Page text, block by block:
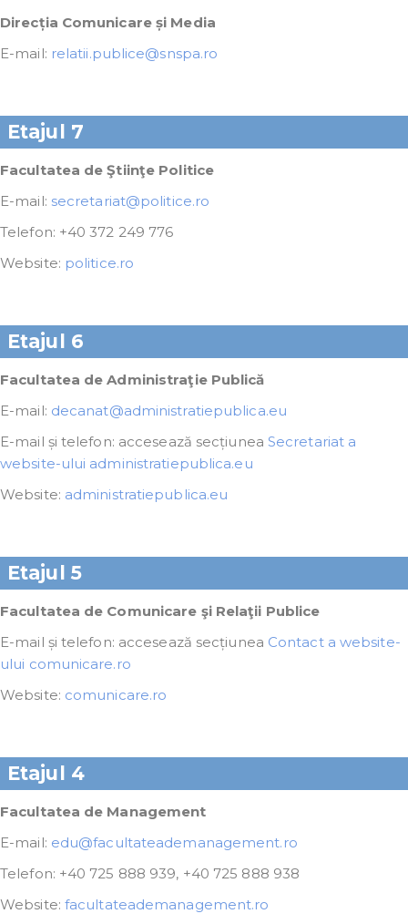
Direcția Comunicare și Media
E-mail: relatii.publice@snspa.ro
Etajul 7
Facultatea de Ştiinţe Politice
E-mail: secretariat@politice.ro
Telefon: +40 372 249 776
Website: politice.ro
Etajul 6
Facultatea de Administraţie Publică
E-mail: decanat@administratiepublica.eu
E-mail și telefon: accesează secțiunea Secretariat a
website-ului administratiepublica.eu
Website: administratiepublica.eu
Etajul 5
Facultatea de Comunicare şi Relaţii Publice
E-mail și telefon: accesează secțiunea Contact a website-
ului comunicare.ro
Website: comunicare.ro
Etajul 4
Facultatea de Management
E-mail: edu@facultateademanagement.ro
Telefon: +40 725 888 939, +40 725 888 938
Website: facultateademanagement.ro